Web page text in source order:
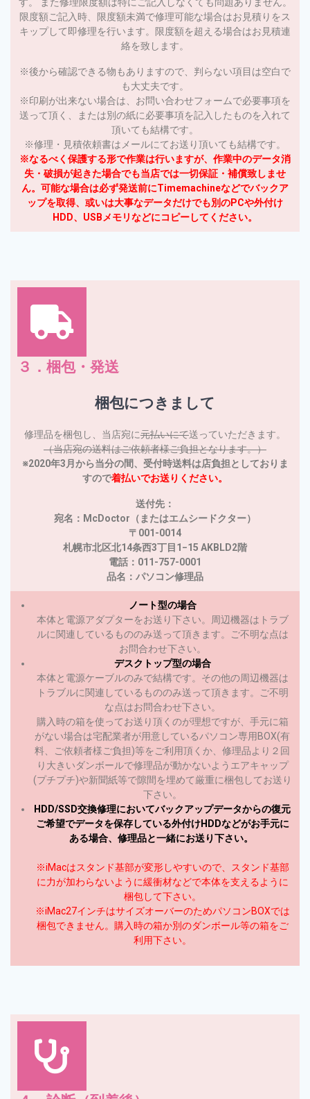
限度額ご記入時、限度額未満で修理可能な場合はお見積りをス
キップして即修理を行います。限度額を超える場合はお見積連
絡を致します。
※後から確認できる物もありますので、判らない項目は空白で
も大丈夫です。
※印刷が出来ない場合は、お問い合わせフォームで必要事項を
送って頂く、または別の紙に必要事項を記入したものを入れて
頂いても結構です。
※修理・見積依頼書はメールにてお送り頂いても結構です。
※なるべく保護する形で作業は行いますが、作業中のデータ消
失・破損が起きた場合でも当店では一切保証・補償致しませ
ん。可能な場合は必ず発送前にTimemachineなどでバックア
ップを取得、或いは大事なデータだけでも別のPCや外付け
HDD、USBメモリなどにコピーしてください。
３．梱包・発送
梱包につきまして
修理品を梱包し、当店宛に元払いにて送っていただきます。
（当店宛の送料はご依頼者様ご負担となります。）
※2020年3月から当分の間、受付時送料は店負担としておりま
すので着払いでお送りください。
送付先：
宛名：McDoctor（またはエムシードクター）
〒001-0014
札幌市北区北14条西3丁目1−15 AKBLD2階
電話：011-757-0001
品名：パソコン修理品
ノート型の場合
本体と電源アダプターをお送り下さい。周辺機器はトラブ
ルに関連しているもののみ送って頂きます。ご不明な点は
お問合わせ下さい。
デスクトップ型の場合
本体と電源ケーブルのみで結構です。その他の周辺機器は
トラブルに関連しているもののみ送って頂きます。ご不明
な点はお問合わせ下さい。
購入時の箱を使ってお送り頂くのが理想ですが、手元に箱
がない場合は宅配業者が用意しているパソコン専用BOX(有
料、ご依頼者様ご負担)等をご利用頂くか、修理品より２回
り大きいダンボールで修理品が動かないようエアキャップ
(プチプチ)や新聞紙等で隙間を埋めて厳重に梱包してお送り
下さい。
HDD/SSD交換修理においてバックアップデータからの復元
ご希望でデータを保存している外付けHDDなどがお手元に
ある場合、修理品と一緒にお送り下さい。
※iMacはスタンド基部が変形しやすいので、スタンド基部
に力が加わらないように緩衝材などで本体を支えるように
梱包して下さい。
※iMac27インチはサイズオーバーのためパソコンBOXでは
梱包できません。購入時の箱か別のダンボール等の箱をご
利用下さい。